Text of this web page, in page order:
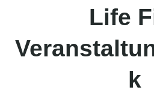
Life
k